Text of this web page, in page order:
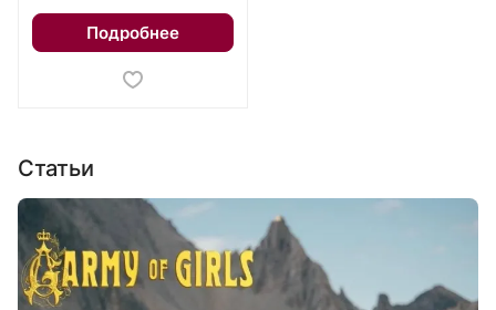
Подробнее
Статьи